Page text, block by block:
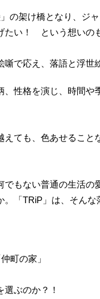
の架け橋となり、ジ
い！ という想いの
で応え、落語と浮世
性格を演じ、時間
ても、色あせるこ
もない普通の生活の
「TRiP」は、そん
町の家」
ぶのか？！